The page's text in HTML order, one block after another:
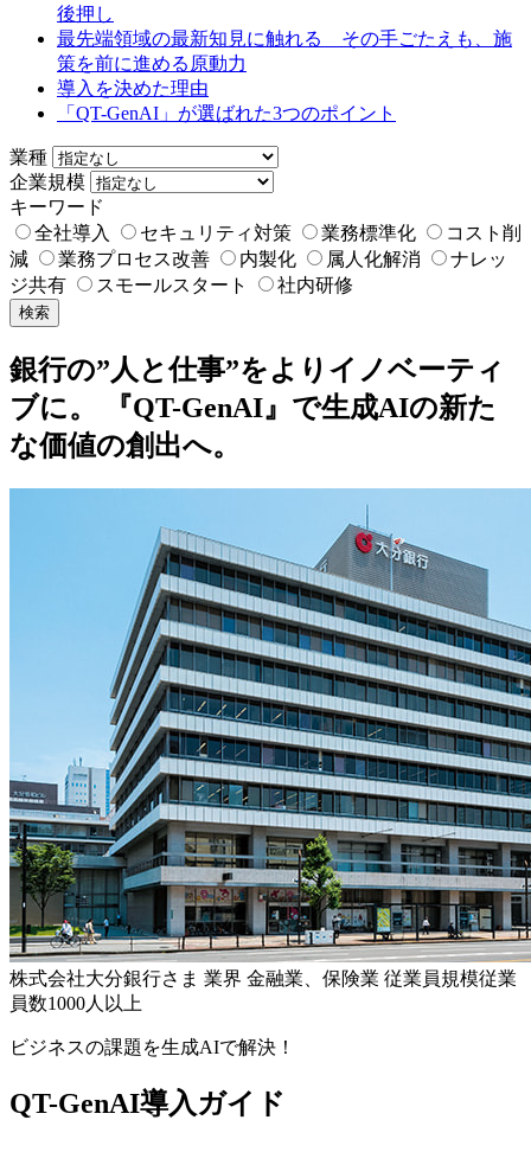
後押し​
最先端領域の最新知見に触れる その手ごたえも、施
策を前に進める原動力​​
導入を決めた理由
「QT-GenAI」が選ばれた3つのポイント
業種
企業規模
キーワード
全社導入
セキュリティ対策 業務標準化
コスト削
減
業務プロセス改善 内製化 属人化解消
ナレッ
ジ共有
スモールスタート 社内研修
検索
銀行の”人と仕事”をよりイノベーティ
ブに。 『QT-GenAI』で生成AIの新た
な価値の創出へ。
株式会社大分銀行さま 業界 金融業、保険業 従業員規模従業
員数1000人以上
ビジネスの課題を生成AIで解決！
QT-GenAI導入ガイド